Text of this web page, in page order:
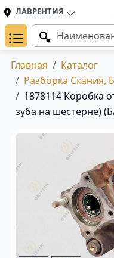
ЛАВРЕНТИЯ
Главная
Каталог
Разборка Скания,
1878114 Коробка
зуба на шестерне)